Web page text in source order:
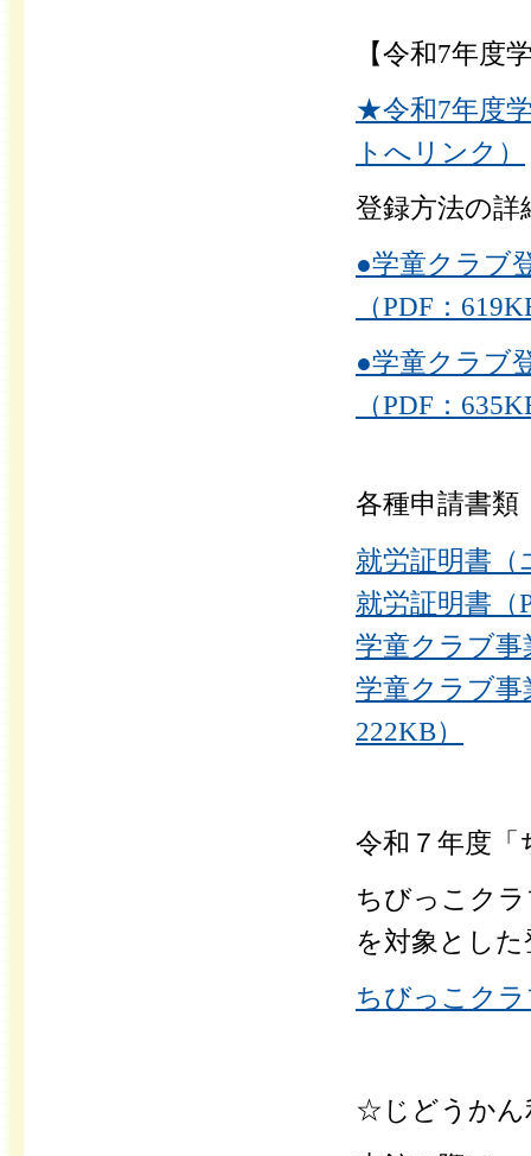
【令和7年度
★令和7年度
トへリンク）
登録方法の
●学童クラブ
（PDF：
●学童クラブ
（PDF：
各種申請書類
就労証明書（
就労証明書（
学童クラブ事
学童クラブ事
222KB）
令和７年度
ちびっこク
を対象とし
ちびっこク
☆じどうかん